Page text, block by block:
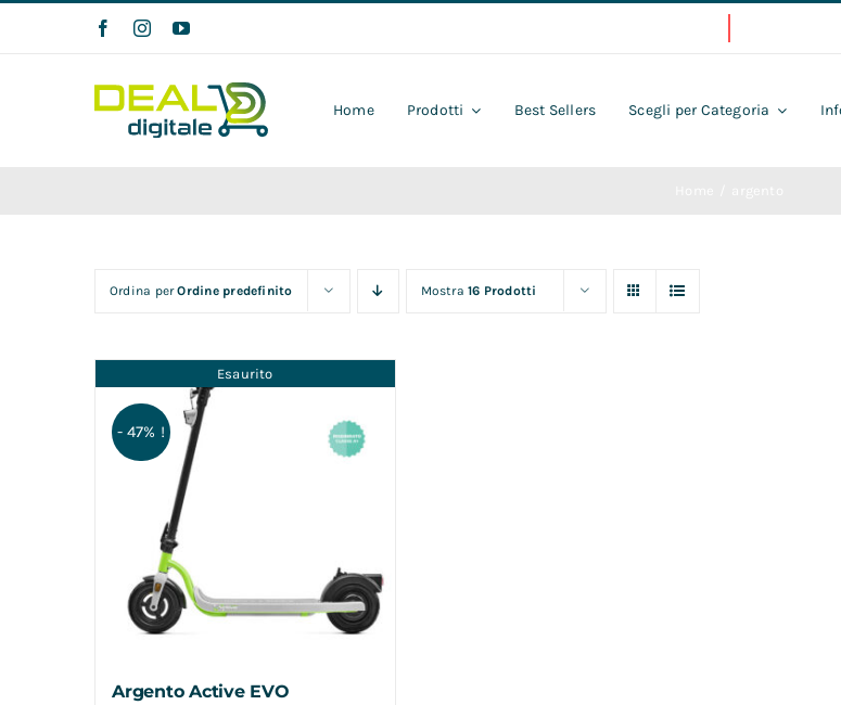
Home Prodotti Best Sellers Scegli per Categoria
Ordina perOrdine predefinito Mostra16 Prodotti
Esaurito
- 47% !
Argento Active EVO